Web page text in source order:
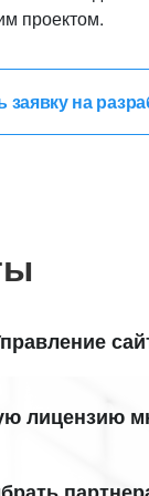
проектом.
заявку на
5
лицензию
интернет-